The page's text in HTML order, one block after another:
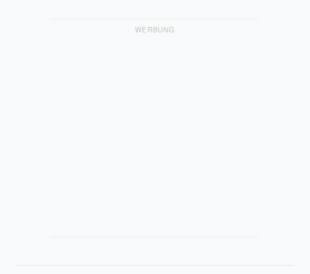
WERBUNG